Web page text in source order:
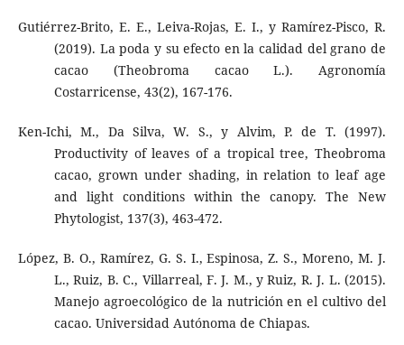
Gutiérrez-Brito, E. E., Leiva-Rojas, E. I., y Ramírez-Pisco, R.
(2019). La poda y su efecto en la calidad del grano de
cacao (Theobroma cacao L.). Agronomía
Costarricense, 43(2), 167-176.
Ken-Ichi, M., Da Silva, W. S., y Alvim, P. de T. (1997).
Productivity of leaves of a tropical tree, Theobroma
cacao, grown under shading, in relation to leaf age
and light conditions within the canopy. The New
Phytologist, 137(3), 463-472.
López, B. O., Ramírez, G. S. I., Espinosa, Z. S., Moreno, M. J.
L., Ruiz, B. C., Villarreal, F. J. M., y Ruiz, R. J. L. (2015).
Manejo agroecológico de la nutrición en el cultivo del
cacao. Universidad Autónoma de Chiapas.